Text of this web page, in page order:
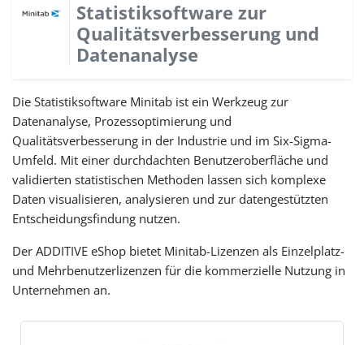
Statistiksoftware zur
Qualitätsverbesserung und
Datenanalyse
Die Statistiksoftware Minitab ist ein Werkzeug zur
Datenanalyse, Prozessoptimierung und
Qualitätsverbesserung in der Industrie und im Six-Sigma-
Umfeld. Mit einer durchdachten Benutzeroberfläche und
validierten statistischen Methoden lassen sich komplexe
Daten visualisieren, analysieren und zur datengestützten
Entscheidungsfindung nutzen.
Der ADDITIVE eShop bietet Minitab-Lizenzen als Einzelplatz-
und Mehrbenutzerlizenzen für die kommerzielle Nutzung in
Unternehmen an.